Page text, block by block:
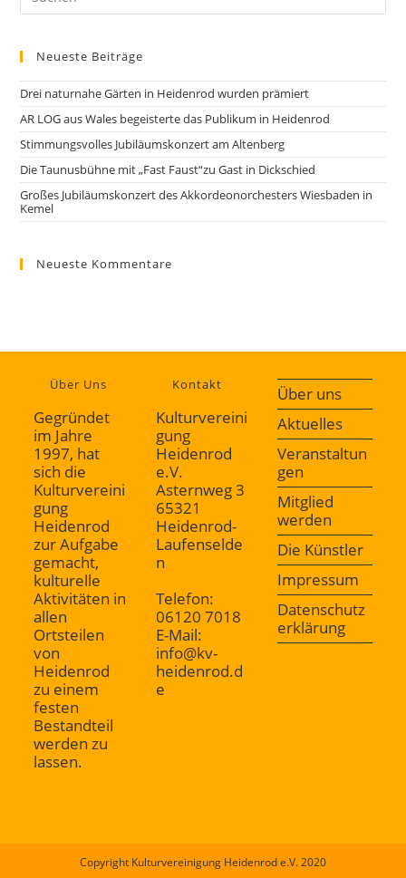
Neueste Beiträge
Drei naturnahe Gärten in Heidenrod wurden prämiert
AR LOG aus Wales begeisterte das Publikum in Heidenrod
Stimmungsvolles Jubiläumskonzert am Altenberg
Die Taunusbühne mit „Fast Faust“zu Gast in Dickschied
Großes Jubiläumskonzert des Akkordeonorchesters Wiesbaden in
Kemel
Neueste Kommentare
Über Uns
Gegründet
im Jahre
1997, hat
sich die
Kulturvereini
gung
Heidenrod
zur Aufgabe
gemacht,
kulturelle
Aktivitäten in
allen
Ortsteilen
von
Heidenrod
zu einem
festen
Bestandteil
werden zu
lassen.
Kontakt
Kulturvereini
gung
Heidenrod
e.V.
Asternweg 3
65321
Heidenrod-
Laufenselde
n
Telefon:
06120 7018
E-Mail:
info@kv-
heidenrod.d
e
Über uns
Aktuelles
Veranstaltun
gen
Mitglied
werden
Die Künstler
Impressum
Datenschutz
erklärung
Copyright Kulturvereinigung Heidenrod e.V. 2020